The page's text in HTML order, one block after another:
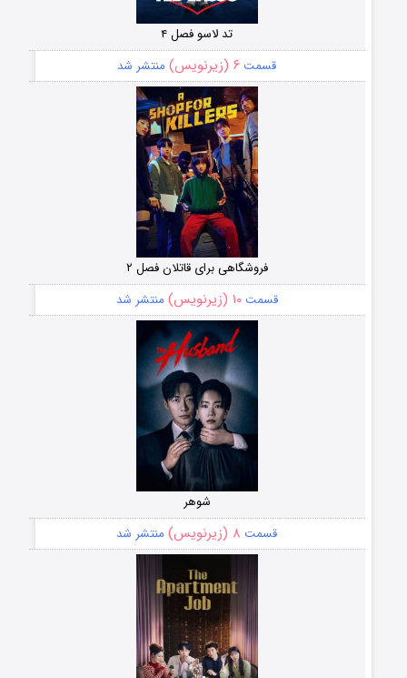
تد لاسو فصل ۴
قسمت ۶ (زیرنویس) منتشر شد
فروشگاهی برای قاتلان فصل ۲
قسمت۱۰ (زیرنویس) منتشر شد
شوهر
قسمت ۸ (زیرنویس) منتشر شد